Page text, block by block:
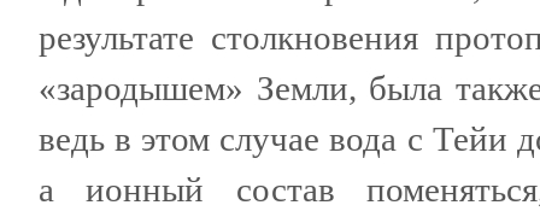
результате столкновения
«зародышем» Земли, была
ведь в этом случае вода с Тейи
а ионный состав